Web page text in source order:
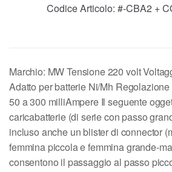
Codice Articolo: #-CBA2 +
Marchio: MW Tensione 220 volt
Adatto per batterie Ni/Mh
50 a 300 milliAmpere Il seguente
caricabatterie (di serie con passo
incluso anche un blister di connector
femmina piccola e femmina grande-
consentono il passaggio al passo